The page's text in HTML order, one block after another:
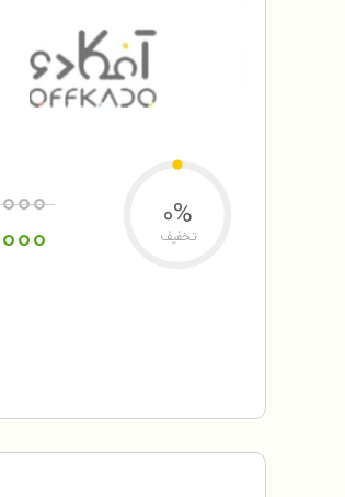
0%
تخفیف